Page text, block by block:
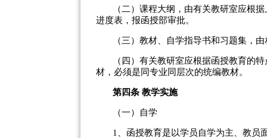
（二）课程大纲，由有关教研室应根
进度表，报函授部审批。
（三）教材、自学指导书和习题集，
（四）有关教研室应根据函授教育的
材，必须是同专业同层次的统编教材。
第四条 教学实施
（一）自学
1
、函授教育是以学员自学为主、教